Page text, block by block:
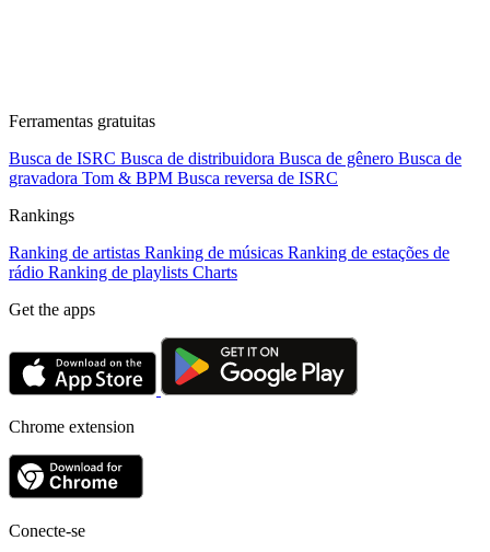
Ferramentas gratuitas
Busca de ISRC Busca de distribuidora Busca de gênero Busca de
gravadora Tom & BPM Busca reversa de ISRC
Rankings
Ranking de artistas Ranking de músicas Ranking de estações de
rádio Ranking de playlists Charts
Get the apps
Chrome extension
Conecte-se